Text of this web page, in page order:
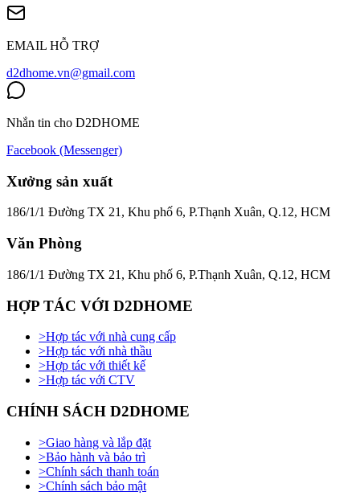
EMAIL HỖ TRỢ
d2dhome.vn@gmail.com
Nhắn tin cho D2DHOME
Facebook (Messenger)
Xưởng sản xuất
186/1/1 Đường TX 21, Khu phố 6, P.Thạnh Xuân, Q.12, HCM
Văn Phòng
186/1/1 Đường TX 21, Khu phố 6, P.Thạnh Xuân, Q.12, HCM
HỢP TÁC VỚI D2DHOME
>Hợp tác với nhà cung cấp
>Hợp tác với nhà thầu
>Hợp tác với thiết kế
>Hợp tác với CTV
CHÍNH SÁCH D2DHOME
>Giao hàng và lắp đặt
>Bảo hành và bảo trì
>Chính sách thanh toán
>Chính sách bảo mật